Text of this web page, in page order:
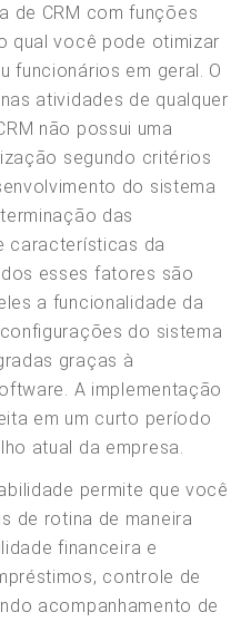
de CRM com funções
qual você pode otimizar
funcionários em geral. O
atividades de qualquer
não possui uma
segundo critérios
do sistema
das
características da
esses fatores são
a funcionalidade da
do sistema
graças à
A implementação
em um curto período
atual da empresa.
permite que você
de rotina de maneira
financeira e
controle de
acompanhamento de